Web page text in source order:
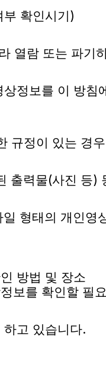
확인시기)
열람 또는 파기
정보를 이 방침
규정이 있는 경
출력물(사진 등)
형태의 개인영
방법 및 장소
보를 확인할 필
고 있습니다.